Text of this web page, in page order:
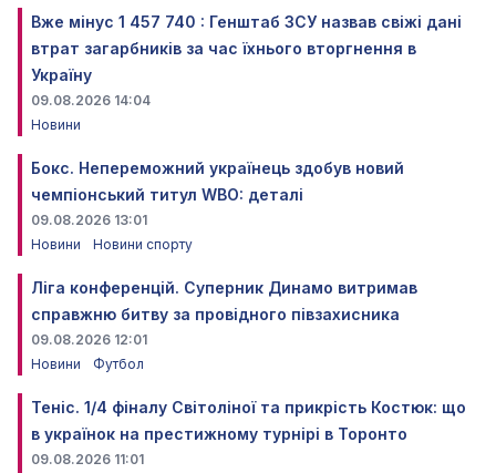
Вже мінус 1 457 740 : Генштаб ЗСУ назвав свіжі дані
втрат загарбників за час їхнього вторгнення в
Україну
09.08.2026 14:04
Новини
Бокс. Непереможний українець здобув новий
чемпіонський титул WBO: деталі
09.08.2026 13:01
Новини
Новини спорту
Ліга конференцій. Суперник Динамо витримав
справжню битву за провідного півзахисника
09.08.2026 12:01
Новини
Футбол
Теніс. 1/4 фіналу Світоліної та прикрість Костюк: що
в українок на престижному турнірі в Торонто
09.08.2026 11:01